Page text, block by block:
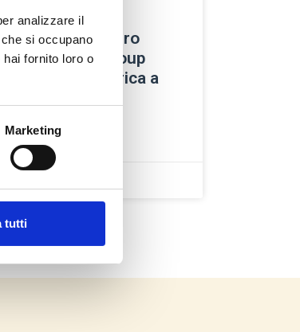
analizzare il
si occupano
fornito loro o
Marketing
tutti
urbana a zero
Fulmine Group
la flotta elettrica a